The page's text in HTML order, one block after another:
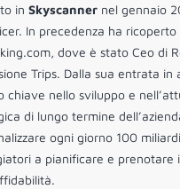
in Skyscanner nel gennaio
In precedenza ha ricoperto
dove è stato Ceo di
Trips. Dalla sua entrata in
chiave nello sviluppo e
di lungo termine
ogni giorno 100
a pianificare e prenotare